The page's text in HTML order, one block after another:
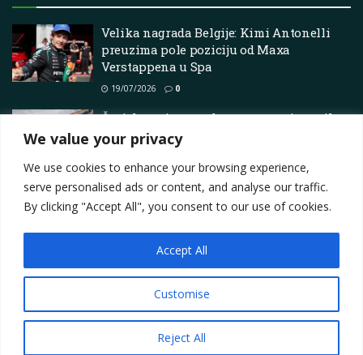
We value your privacy
We use cookies to enhance your browsing experience,
serve personalised ads or content, and analyse our traffic.
By clicking "Accept All", you consent to our use of cookies.
Customise
Reject All
Accept All
Velika nagrada Belgije: Kimi Antonelli
preuzima pole poziciju od Maxa
Verstappena u Spa
19/07/2026 0
Čovjek poginuo nakon prevrtanja vozila
na cesti u sjevernom Manitobi
Contact
Privacy Policy
Terms Marketing i oglašavanje